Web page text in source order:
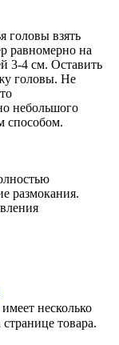
головы взять
равномерно на
3-4 см. Оставить
головы. Не
небольшого
способом.
размокания.
несколько
товара.